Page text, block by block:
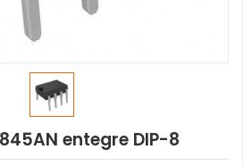
entegre DIP-8